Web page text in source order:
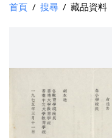
首頁 / 搜尋 / 藏品資料